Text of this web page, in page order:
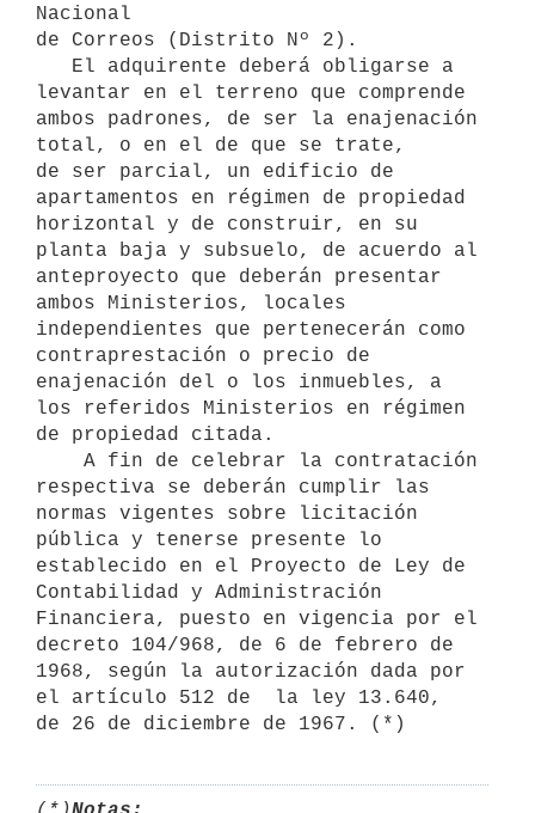
Nacional
de Correos (Distrito Nº 2).
levantar en el terreno que comprende
ambos padrones, de ser la enajenación
total, o en el de que se trate,
de ser parcial, un edificio de
apartamentos en régimen de propiedad
horizontal y de construir, en su
planta baja y subsuelo, de acuerdo al
anteproyecto que deberán presentar
ambos Ministerios, locales
independientes que pertenecerán como
contraprestación o precio de
enajenación del o los inmuebles, a
los referidos Ministerios en régimen
de propiedad citada.
respectiva se deberán cumplir las
normas vigentes sobre licitación
pública y tenerse presente lo
establecido en el Proyecto de Ley de
Contabilidad y Administración
Financiera, puesto en vigencia por el
decreto 104/968, de 6 de febrero de
1968, según la autorización dada por
el artículo 512 de  la ley 13.640,
de 26 de diciembre de 1967. (*)